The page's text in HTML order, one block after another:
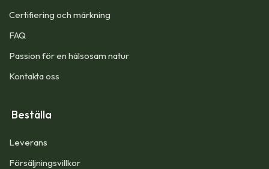
Certifiering och märkning
FAQ
Passion för en hälsosam natur
Kontakta oss
Beställa
Leverans
Försäljningsvillkor